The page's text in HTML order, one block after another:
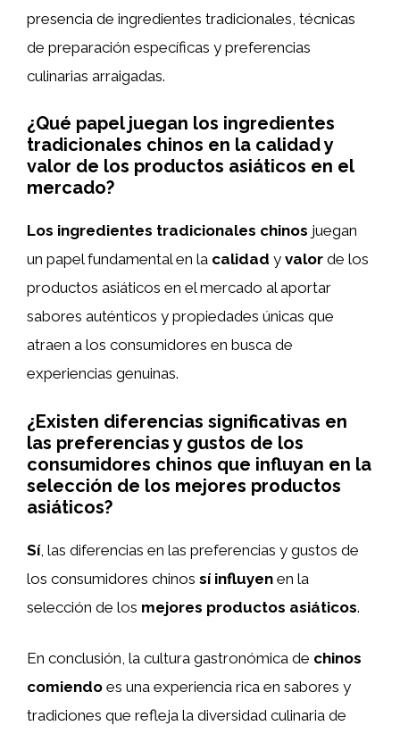
presencia de ingredientes tradicionales, técnicas
de preparación específicas y preferencias
culinarias arraigadas.
¿Qué papel juegan los ingredientes
tradicionales chinos en la calidad y
valor de los productos asiáticos en el
mercado?
Los ingredientes tradicionales chinos juegan
un papel fundamental en la calidad y valor de los
productos asiáticos en el mercado al aportar
sabores auténticos y propiedades únicas que
atraen a los consumidores en busca de
experiencias genuinas.
¿Existen diferencias significativas en
las preferencias y gustos de los
consumidores chinos que influyan en la
selección de los mejores productos
asiáticos?
Sí, las diferencias en las preferencias y gustos de
los consumidores chinos sí influyen en la
selección de los mejores productos asiáticos.
En conclusión, la cultura gastronómica de chinos
comiendo es una experiencia rica en sabores y
tradiciones que refleja la diversidad culinaria de